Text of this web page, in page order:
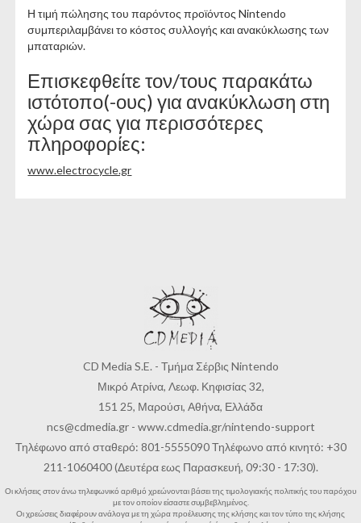
Η τιμή πώλησης του παρόντος προϊόντος Nintendo
συμπεριλαμβάνει το κόστος συλλογής και ανακύκλωσης των
μπαταριών.
Επισκεφθείτε τον/τους παρακάτω
ιστότοπο(-ους) για ανακύκλωση στη
χώρα σας για περισσότερες
πληροφορίες:
www.electrocycle.gr
CD Media S.E. - Τμήμα Σέρβις Nintendo
Μικρό Ατρίνα, Λεωφ. Κηφισίας 32,
151 25, Μαρούσι, Αθήνα, Ελλάδα
ncs@cdmedia.gr- www.cdmedia.gr/nintendo-support
Τηλέφωνο από σταθερό: 801-5555090 Τηλέφωνο από κινητό: +30
211-1060400 (Δευτέρα εως Παρασκευή, 09:30 - 17:30).
Οι κλήσεις στον άνω τηλεφωνικό αριθμό χρεώνονται βάσει της τιμολογιακής πολιτικής του παρόχου
με τον οποίον είσαστε συμβεβλημένος.
Οι χρεώσεις διαφέρουν ανάλογα με τη χώρα προέλευσης της κλήσης και τον τύπο της κλήσης